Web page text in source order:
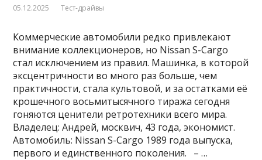
05.12.2025 Тест-драйвы
Коммерческие автомобили редко привлекают
внимание коллекционеров, но Nissan S-Cargo
стал исключением из правил. Машинка, в которой
эксцентричности во много раз больше, чем
практичности, стала культовой, и за остатками её
крошечного восьмитысячного тиража сегодня
гоняются ценители ретротехники всего мира.
Владелец: Андрей, москвич, 43 года, экономист.
Автомобиль: Nissan S-Cargo 1989 года выпуска,
первого и единственного поколения. – …